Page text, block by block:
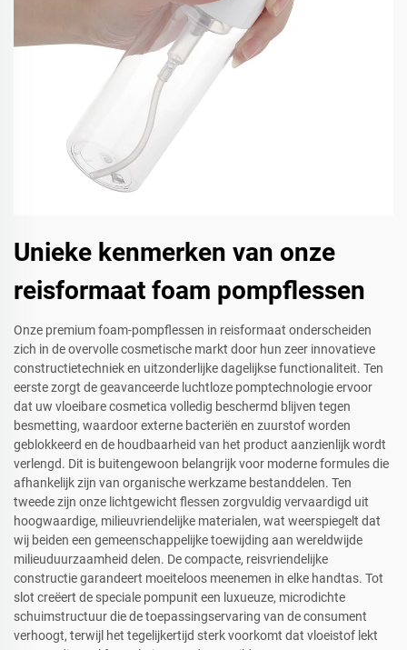
Unieke kenmerken van onze
reisformaat foam pompflessen
Onze premium foam-pompflessen in reisformaat onderscheiden
zich in de overvolle cosmetische markt door hun zeer innovatieve
constructietechniek en uitzonderlijke dagelijkse functionaliteit. Ten
eerste zorgt de geavanceerde luchtloze pomptechnologie ervoor
dat uw vloeibare cosmetica volledig beschermd blijven tegen
besmetting, waardoor externe bacteriën en zuurstof worden
geblokkeerd en de houdbaarheid van het product aanzienlijk wordt
verlengd. Dit is buitengewoon belangrijk voor moderne formules die
afhankelijk zijn van organische werkzame bestanddelen. Ten
tweede zijn onze lichtgewicht flessen zorgvuldig vervaardigd uit
hoogwaardige, milieuvriendelijke materialen, wat weerspiegelt dat
wij beiden een gemeenschappelijke toewijding aan wereldwijde
milieuduurzaamheid delen. De compacte, reisvriendelijke
constructie garandeert moeiteloos meenemen in elke handtas. Tot
slot creëert de speciale pompunit een luxueuze, microdichte
schuimstructuur die de toepassingservaring van de consument
verhoogt, terwijl het tegelijkertijd sterk voorkomt dat vloeistof lekt